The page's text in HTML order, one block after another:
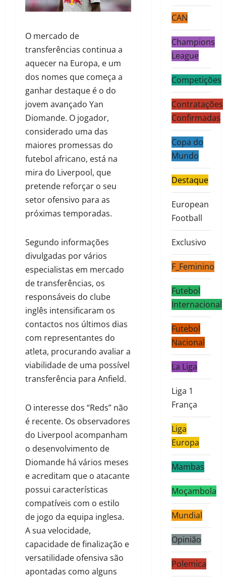
O mercado de
transferências continua a
aquecer na Europa, e um
dos nomes que começa a
ganhar destaque é o do
jovem avançado Yan
Diomande. O jogador,
considerado uma das
maiores promessas do
futebol africano, está na
mira do Liverpool, que
pretende reforçar o seu
setor ofensivo para as
próximas temporadas.
Segundo informações
divulgadas por vários
especialistas em mercado
de transferências, os
responsáveis do clube
inglês intensificaram os
contactos nos últimos dias
com representantes do
atleta, procurando avaliar a
viabilidade de uma possível
transferência para Anfield.
O interesse dos “Reds” não
é recente. Os observadores
do Liverpool acompanham
o desenvolvimento de
Diomande há vários meses
e acreditam que o atacante
possui características
compatíveis com o estilo
de jogo da equipa inglesa.
A sua velocidade,
capacidade de finalização e
versatilidade ofensiva são
apontadas como alguns
CAN
Champions
League
Competições
Contratações
Confirmadas
Copa do
Mundo
Destaque
European
Football
Exclusivo
F_Feminino
Futebol
Internacional
Futebol
Nacional
La Liga
Liga 1
França
Liga
Europa
Mambas
Moçambola
Mundial
Opinião
Polemica